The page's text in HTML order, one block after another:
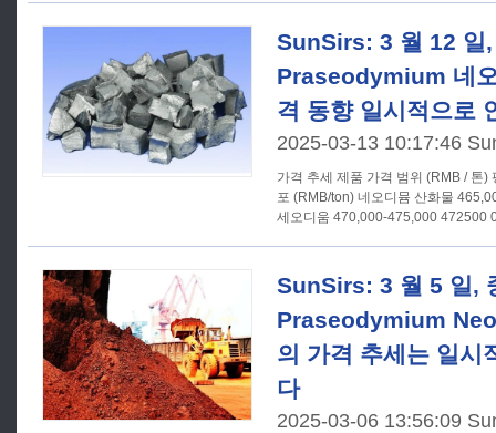
SunSirs: 3 월 12 일
Praseodymium 네
격 동향 일시적으로
2025-03-13 10:17:46
가격 추세 제품 가격 범위 (RMB / 톤) 평균 가격 (RMB / 톤) 상승 및 폭
포 (RMB/ton) 네오디뮴 산화물 465,000-470,000 467500 0 산화프라
세오디움 470,000-475,000 472500 0 프라세오디움 네오디움 산화물
SunSirs: 3 월 5 일,
Praseodymium
의 가격 추세는 일시
다
2025-03-06 13:56:09